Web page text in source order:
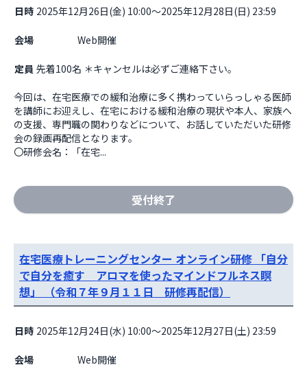
日時 2025年12月26日(金) 10:00～2025年12月28日(日) 23:59
会場
定員 先着100名 ＊キャンセルは必ずご連絡下さい。
今回は、在宅医療での緩和治療に多く携わっていらっしゃる医師
を講師にお迎えし、在宅における緩和治療の現状や本人、家族へ
の支援、専門職の関わりなどについて、お話していただいた研修
会の録画再配信となります。
〇研修会名：「在宅...
受付終了
在宅医療トレーニングセンター オンライン研修 「自分
で自分を癒す アロマを使ったマインドフルネス瞑
想」 （令和７年９月１１日 研修再配信）
日時 2025年12月24日(水) 10:00～2025年12月27日(土) 23:59
会場